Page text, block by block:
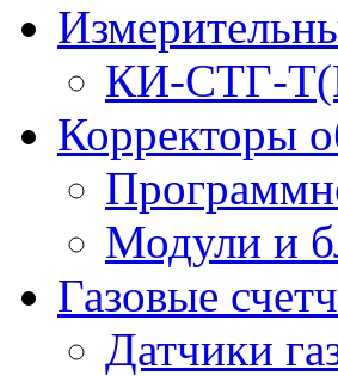
КИ-СТГ-
Корректоры
Модули и
Газовые
Датчики